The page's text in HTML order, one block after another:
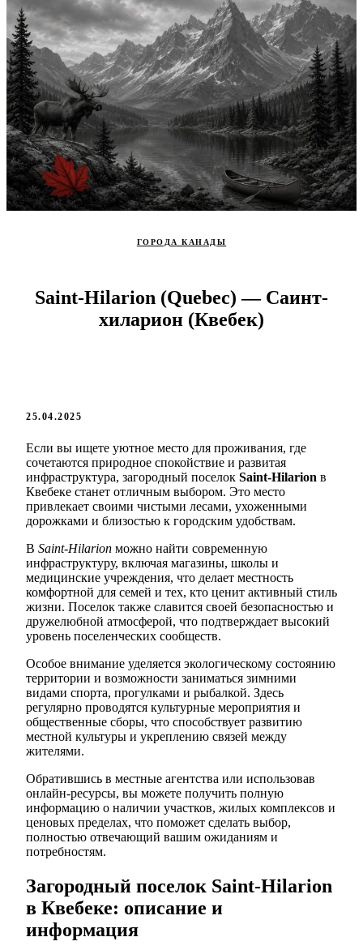
ГОРОДА КАНАДЫ
Saint-Hilarion (Quebec) — Саинт-
хиларион (Квебек)
25.04.2025
Если вы ищете уютное место для проживания, где
сочетаются природное спокойствие и развитая
инфраструктура, загородный поселок Saint-Hilarion в
Квебеке станет отличным выбором. Это место
привлекает своими чистыми лесами, ухоженными
дорожками и близостью к городским удобствам.
В Saint-Hilarion можно найти современную
инфраструктуру, включая магазины, школы и
медицинские учреждения, что делает местность
комфортной для семей и тех, кто ценит активный стиль
жизни. Поселок также славится своей безопасностью и
дружелюбной атмосферой, что подтверждает высокий
уровень поселенческих сообществ.
Особое внимание уделяется экологическому состоянию
территории и возможности заниматься зимними
видами спорта, прогулками и рыбалкой. Здесь
регулярно проводятся культурные мероприятия и
общественные сборы, что способствует развитию
местной культуры и укреплению связей между
жителями.
Обратившись в местные агентства или использовав
онлайн-ресурсы, вы можете получить полную
информацию о наличии участков, жилых комплексов и
ценовых пределах, что поможет сделать выбор,
полностью отвечающий вашим ожиданиям и
потребностям.
Загородный поселок Saint-Hilarion
в Квебеке: описание и
информация